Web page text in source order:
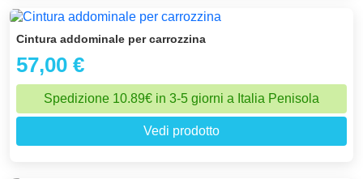
Cintura addominale per carrozzina
57,00 €
Spedizione 10.89€ in 3-5 giorni a Italia Penisola
Vedi prodotto